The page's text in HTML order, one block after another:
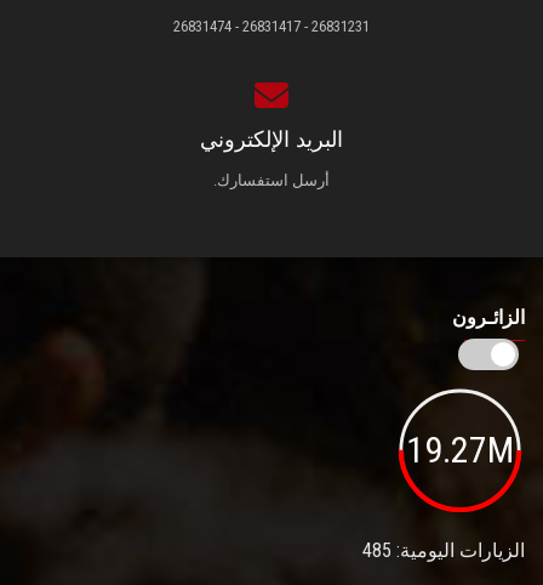
26831231 - 26831417 - 26831474
البريد الإلكتروني
أرسل استفسارك.
الزائـرون
19.27M
الزيارات اليومية: 485